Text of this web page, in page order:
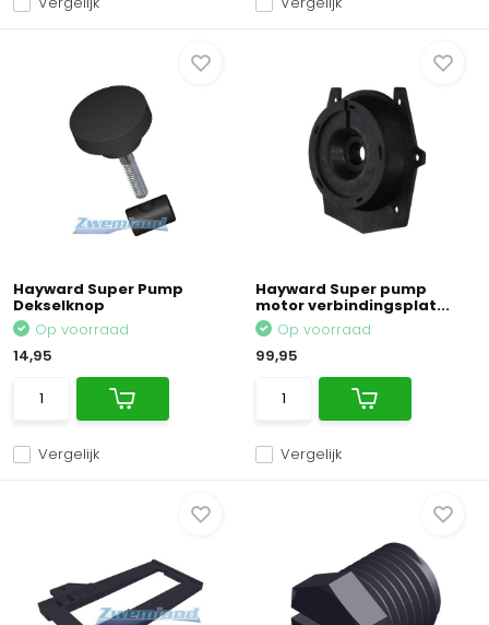
Hayward Super Pump
Dekselknop
Vergelijk
Op voorraad
14,95
Hayward Super pump
motor verbindingsplat...
Vergelijk
Op voorraad
99,95